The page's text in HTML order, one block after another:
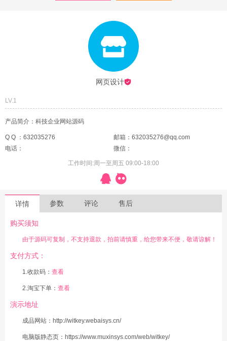
网页设计
LV.1
产品简介：科技企业网站源码
Q Q ：632035276
邮箱：632035276@qq.com
电话：
微信：
工作时间:周一至周五 09:00-18:00
详情 参数 评论 售后
购买须知
由于源码可复制，不支持退款，拍前请慎重，给您带来不便，敬请谅解！
支付方式：
1.收款码： 查看
2.淘宝下单： 查看
演示地址
成品网站： http://witkey.webaisys.cn/
电脑版静态页： https://www.muxinsys.com/web/witkey/